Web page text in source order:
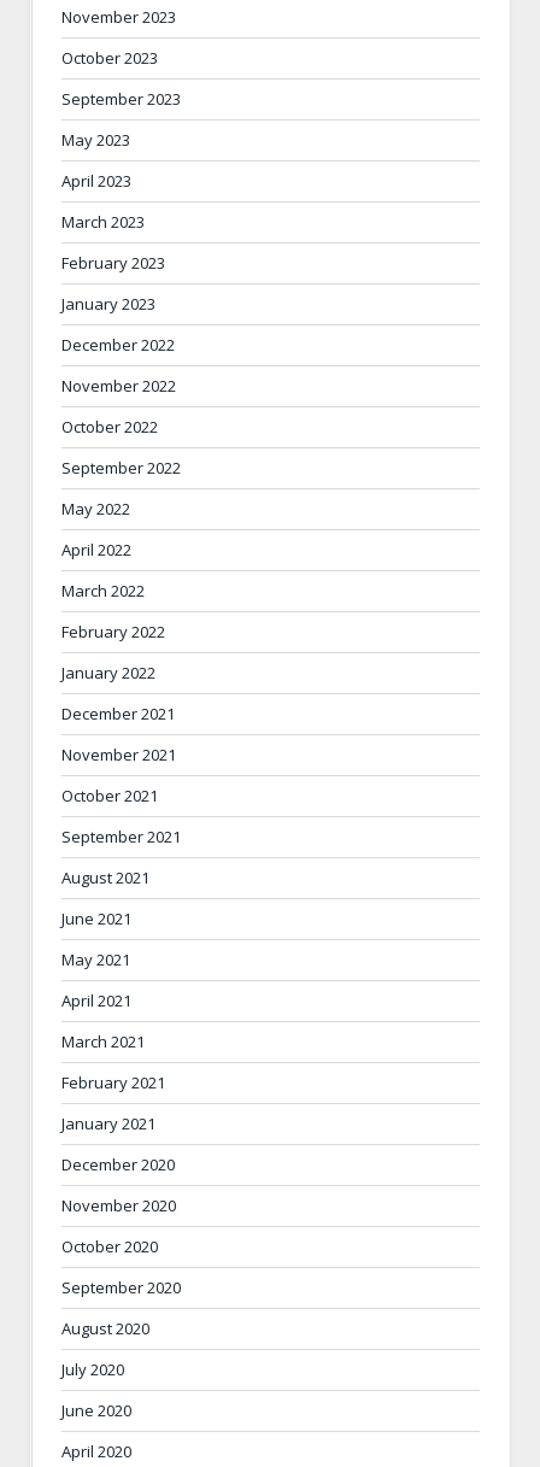
November 2023
October 2023
September 2023
May 2023
April 2023
March 2023
February 2023
January 2023
December 2022
November 2022
October 2022
September 2022
May 2022
April 2022
March 2022
February 2022
January 2022
December 2021
November 2021
October 2021
September 2021
August 2021
June 2021
May 2021
April 2021
March 2021
February 2021
January 2021
December 2020
November 2020
October 2020
September 2020
August 2020
July 2020
June 2020
April 2020